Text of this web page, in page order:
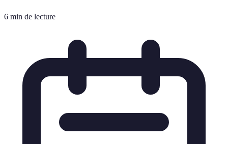
6 min de lecture